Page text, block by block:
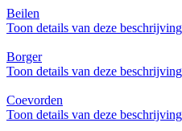
Beilen
Toon details van deze beschrijving
Borger
Toon details van deze beschrijving
Coevorden
Toon details van deze beschrijving